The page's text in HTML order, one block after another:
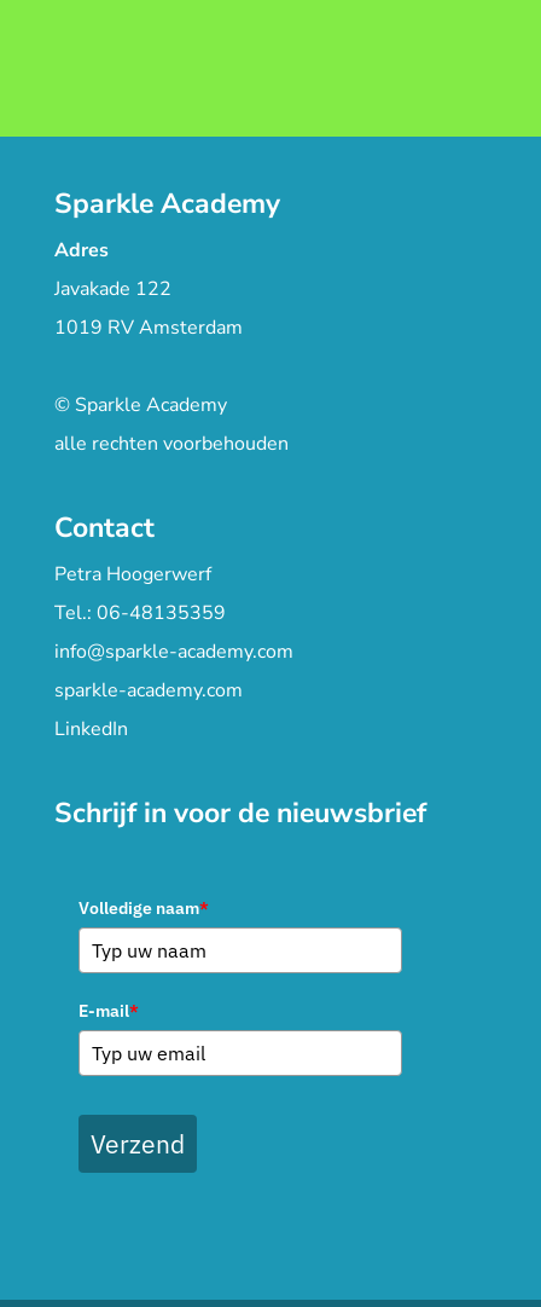
Sparkle Academy
Adres
Javakade 122
1019 RV Amsterdam
© Sparkle Academy
alle rechten voorbehouden
Contact
Petra Hoogerwerf
Tel.: 06-48135359
info@sparkle-academy.com
sparkle-academy.com
LinkedIn
Schrijf in voor de nieuwsbrief
Volledige naam*
E-mail*
Verzend